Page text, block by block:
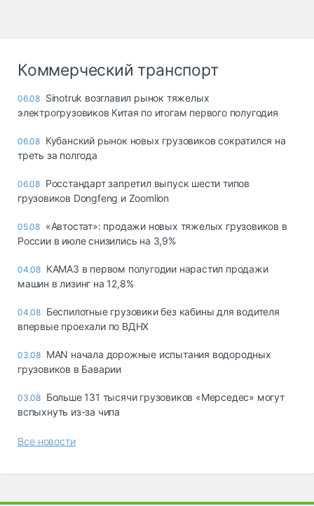
Коммерческий транспорт
06.08 Sinotruk возглавил рынок тяжелых
электрогрузовиков Китая по итогам первого полугодия
06.08 Кубанский рынок новых грузовиков сократился на
треть за полгода
06.08 Росстандарт запретил выпуск шести типов
грузовиков Dongfeng и Zoomlion
05.08 «Автостат»: продажи новых тяжелых грузовиков в
России в июле снизились на 3,9%
04.08 КАМАЗ в первом полугодии нарастил продажи
машин в лизинг на 12,8%
04.08 Беспилотные грузовики без кабины для водителя
впервые проехали по ВДНХ
03.08 MAN начала дорожные испытания водородных
грузовиков в Баварии
03.08 Больше 131 тысячи грузовиков «Мерседес» могут
вспыхнуть из-за чипа
Все новости